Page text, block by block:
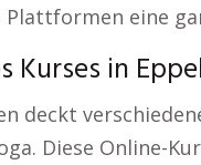
eine
Kurses in
deckt
Diese Online-